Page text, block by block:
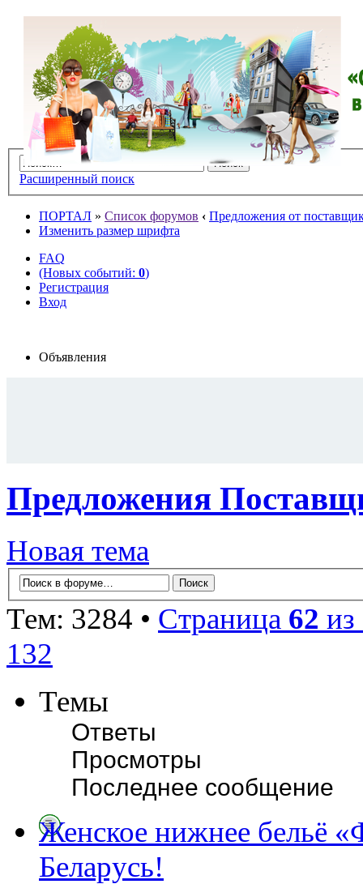
Расширенный поиск
ПОРТАЛ » Список форумов ‹ Предложения от
Изменить размер шрифта
FAQ
(Новых событий: 0)
Регистрация
Вход
Объявления
Предложения
Новая тема
Тем: 3284 • Страница 62 из
132
Темы
Ответы
Просмотры
Последнее сообщение
Женское нижнее бельё
Беларусь!